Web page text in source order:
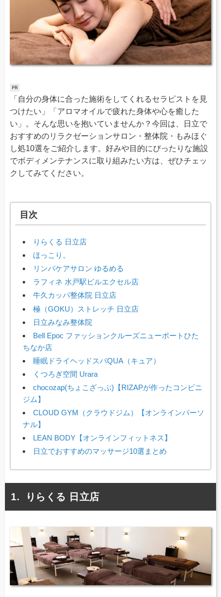
「自分の身体に合った施術をしてくれるセラピストを見
つけたい」「アロマオイルで疲れた身体や心を癒した
い」。そんな思いを抱いていませんか？今回は、日立で
おすすめのリラクゼーションサロン・整体院・もみほぐ
し処10選をご紹介します。好みや目的にぴったりな施設
でボディメンテナンスに取り組みたい方は、ぜひチェッ
クしてみてください。
目次
りらくる 日立店
ほっこり。
リンパケアサロン ゆるめる
ラフィネ 水戸駅ビルエクセル店
牛久カッパ整体院 日立店
極（GOKU）ストレッチ 日立店
日立みなみ整体院
Bell Epoc ファッションクルーズニューポートひた
ちなか店
睡眠ドライヘッドスパQUA（キュア）
くつろぎ空間 Urara
chocozap(ちょこざっぷ)【RIZAPが作ったコンビニ
ジム】
CLOUD GYM（クラウドジム）【オンラインパーソ
ナル】
LEAN BODY【オンラインフィットネス】
日立でおすすめのマッサージ10選まとめ
りらくる 日立店